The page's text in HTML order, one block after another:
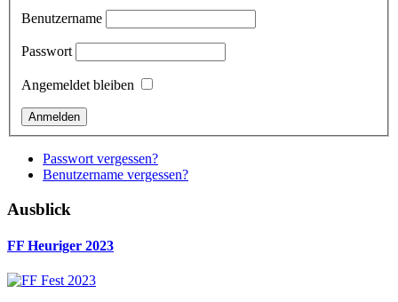
Benutzername
Passwort
Angemeldet bleiben
Passwort vergessen?
Benutzername vergessen?
Ausblick
FF Heuriger 2023